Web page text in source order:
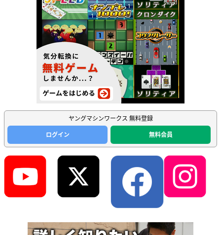
ヤングマシンワークス 無料登録
ログイン
無料会員